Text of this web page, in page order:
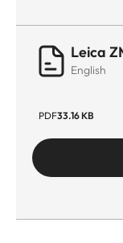
Leica
English
PDF33.16 KB